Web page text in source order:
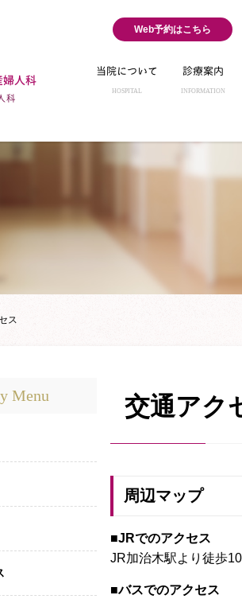
Web予約はこちら
当院について
HOSPITAL
診療案内
INFORMATION
ス
交通アク
周辺マップ
■JRでのアクセス
JR加治木駅より徒歩
■バスでのアクセス
Menu